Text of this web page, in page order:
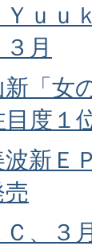
ｕｕ
月
新「女
目度１
新Ｅ
売
Ｃ、３